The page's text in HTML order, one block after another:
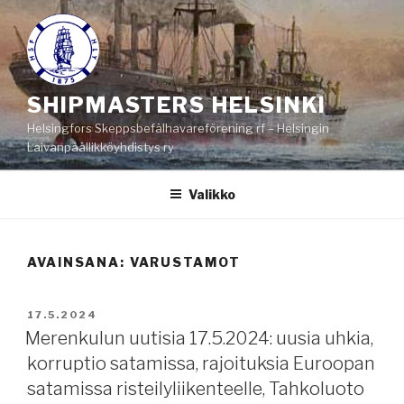
Siirry
sisältöön
SHIPMASTERS HELSINKI
Helsingfors Skeppsbefälhavareförening rf – Helsingin
Laivanpäällikköyhdistys ry
Valikko
AVAINSANA: VARUSTAMOT
JULKAISTU
17.5.2024
Merenkulun uutisia 17.5.2024: uusia uhkia,
korruptio satamissa, rajoituksia Euroopan
satamissa risteilyliikenteelle, Tahkoluoto